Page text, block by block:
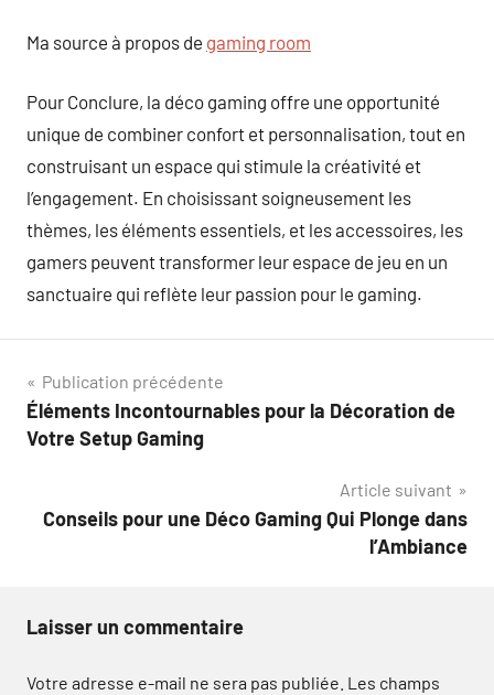
Ma source à propos de gaming room
Pour Conclure, la déco gaming offre une opportunité
unique de combiner confort et personnalisation, tout en
construisant un espace qui stimule la créativité et
l’engagement. En choisissant soigneusement les
thèmes, les éléments essentiels, et les accessoires, les
gamers peuvent transformer leur espace de jeu en un
sanctuaire qui reflète leur passion pour le gaming.
Navigation
de
Publication précédente
Éléments Incontournables pour la Décoration de
Votre Setup Gaming
Article suivant
Conseils pour une Déco Gaming Qui Plonge dans
l’Ambiance
Laisser un commentaire
Votre adresse e-mail ne sera pas publiée. Les champs